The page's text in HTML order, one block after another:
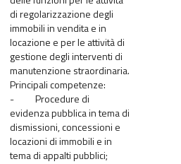
di regolarizzazione degli
immobili in vendita e in
locazione e per le attività di
gestione degli interventi di
manutenzione straordinaria.
Principali competenze:
- Procedure di
evidenza pubblica in tema di
dismissioni, concessioni e
locazioni di immobili e in
tema di appalti pubblici;